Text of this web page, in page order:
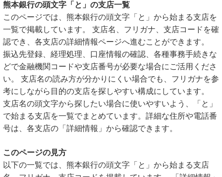
熊本銀行の頭文字「と」の支店一覧
このページでは、熊本銀行の頭文字「と」から始まる支店を
一覧で掲載しています。 支店名、フリガナ、支店コードを確
認でき、各支店の詳細情報ページへ進むことができます。
振込先登録、経理処理、口座情報の確認、各種事務手続きな
どで金融機関コードや支店番号が必要な場合にご活用くださ
い。 支店名の読み方が分かりにくい場合でも、フリガナを参
考にしながら目的の支店を探しやすい構成にしています。
支店名の頭文字から探したい場合に使いやすいよう、「と」
で始まる支店を一覧でまとめています。詳細な住所や電話番
号は、各支店の「詳細情報」から確認できます。
このページの見方
以下の一覧では、熊本銀行の頭文字「と」から始まる支店